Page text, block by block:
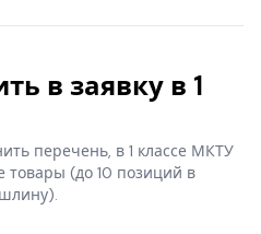
в заявку в 1
перечень, в 1 классе МКТУ
товары (до 10 позиций в